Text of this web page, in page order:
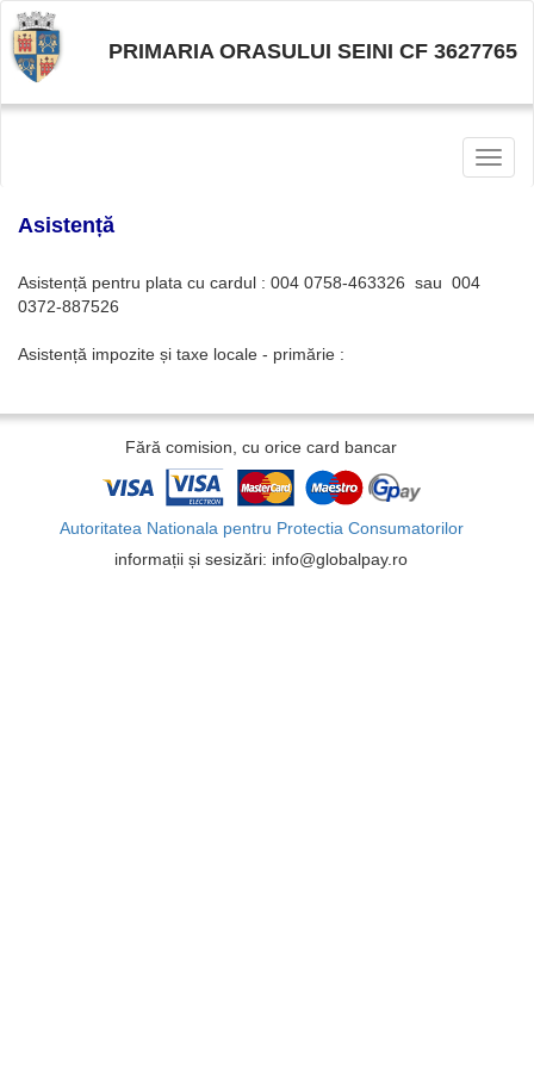
PRIMARIA ORASULUI SEINI CF 3627765
Asistență
Asistență pentru plata cu cardul : 004 0758-463326 sau 004
0372-887526
Asistență impozite și taxe locale - primărie :
Fără comision, cu orice card bancar
Autoritatea Nationala pentru Protectia Consumatorilor
informații și sesizări: info@globalpay.ro